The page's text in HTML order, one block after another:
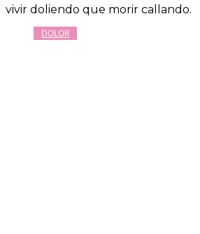
vivir doliendo que morir callando.
DOLOR